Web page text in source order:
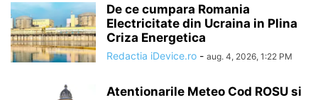
De ce cumpara Romania
Electricitate din Ucraina in Plina
Criza Energetica
Redactia iDevice.ro - aug. 4, 2026, 1:22 PM
Atentionarile Meteo Cod ROSU si